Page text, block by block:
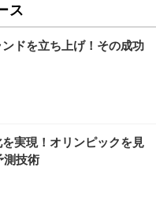
ス
ドを立ち上げ！その成功
実現！オリンピックを見
測技術